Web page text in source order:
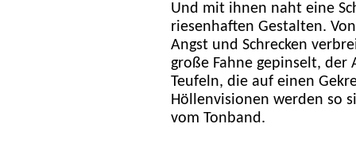
Und mit ihnen naht eine
riesenhaften Gestalten.
Angst und Schrecken
große Fahne gepinselt,
Teufeln, die auf einen
Höllenvisionen werden so
vom Tonband.